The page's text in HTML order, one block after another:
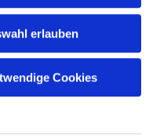
erlauben
Cookies